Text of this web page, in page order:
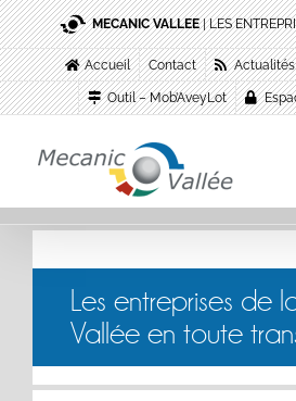
Passer
au
contenu
MECANIC VALLEE| LES
Accueil Contact Actualités
Outil – Mob’AveyLot
Les entreprises de
Vallée en toute